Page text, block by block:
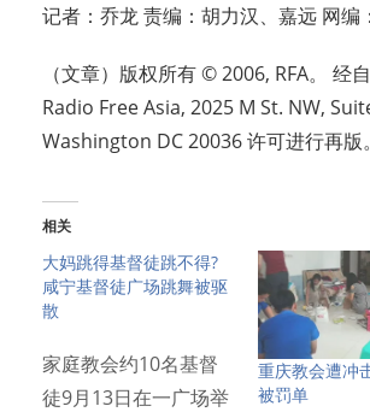
记者：乔龙 责编：胡力汉、嘉远 网编
（文章）版权所有 © 2006, RFA。 经
Radio Free Asia, 2025 M St. NW,
Washington DC 20036 许可进行再版。
相关
大妈跳得基督徒跳不得?
咸宁基督徒广场跳舞被驱
散
家庭教会约10名基督
徒9月13日在一广场举
重庆教会遭冲
被罚单